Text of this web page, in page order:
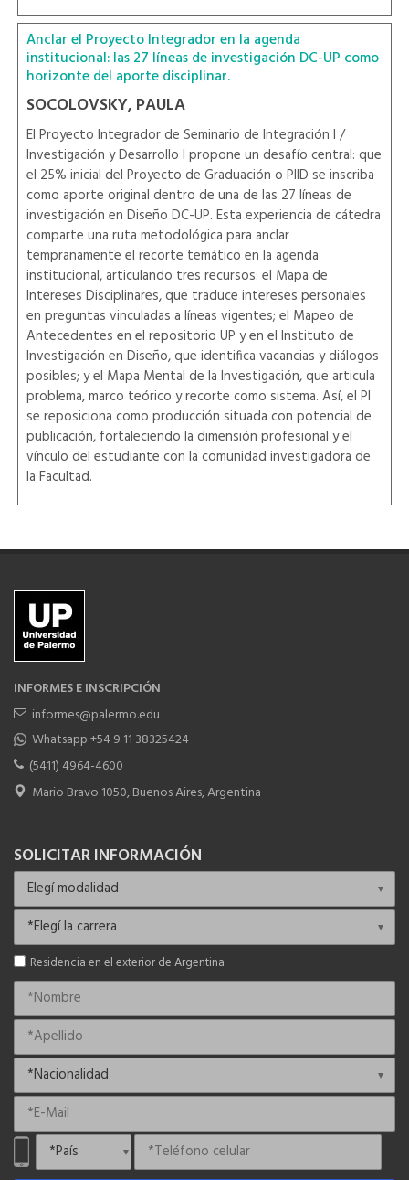
Anclar el Proyecto Integrador en la agenda
institucional: las 27 líneas de investigación DC-UP como
horizonte del aporte disciplinar.
SOCOLOVSKY, PAULA
El Proyecto Integrador de Seminario de Integración I /
Investigación y Desarrollo I propone un desafío central: que
el 25% inicial del Proyecto de Graduación o PIID se inscriba
como aporte original dentro de una de las 27 líneas de
investigación en Diseño DC-UP. Esta experiencia de cátedra
comparte una ruta metodológica para anclar
tempranamente el recorte temático en la agenda
institucional, articulando tres recursos: el Mapa de
Intereses Disciplinares, que traduce intereses personales
en preguntas vinculadas a líneas vigentes; el Mapeo de
Antecedentes en el repositorio UP y en el Instituto de
Investigación en Diseño, que identifica vacancias y diálogos
posibles; y el Mapa Mental de la Investigación, que articula
problema, marco teórico y recorte como sistema. Así, el PI
se reposiciona como producción situada con potencial de
publicación, fortaleciendo la dimensión profesional y el
vínculo del estudiante con la comunidad investigadora de
la Facultad.
INFORMES E INSCRIPCIÓN
informes@palermo.edu
Whatsapp +54 9 11 38325424
(5411) 4964-4600
Mario Bravo 1050, Buenos Aires, Argentina
SOLICITAR INFORMACIÓN
Residencia en el exterior de Argentina